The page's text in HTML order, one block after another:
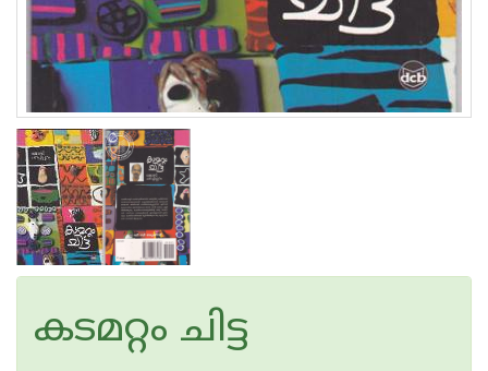
കടമറ്റം ചിട്ട